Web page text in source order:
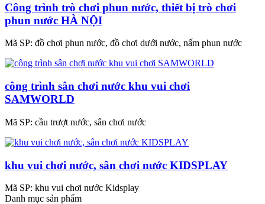
Công trình trò chơi phun nước, thiết bị trò chơi
phun nước HÀ NỘI
Mã SP: đồ chơi phun nước, đồ chơi dưới nước, nấm phun nước
công trình sân chơi nước khu vui chơi
SAMWORLD
Mã SP: cầu trượt nước, sân chơi nước
khu vui chơi nước, sân chơi nước KIDSPLAY
Mã SP: khu vui chơi nước Kidsplay
Danh mục sản phẩm